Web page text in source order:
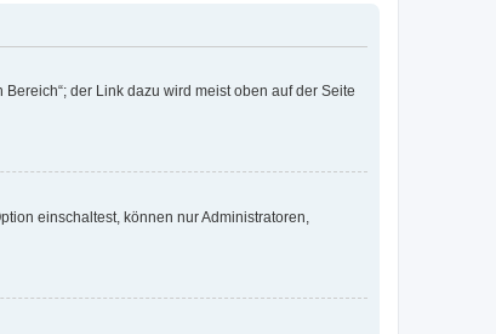
der Link dazu wird meist oben auf der Seite
einschaltest, können nur Administratoren,